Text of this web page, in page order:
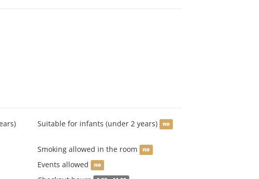
Suitable for infants (under 2 years) no
Smoking allowed in the room no
Events allowed no